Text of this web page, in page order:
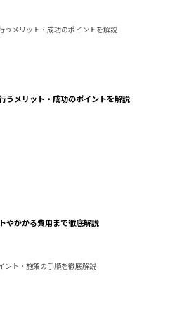
うメリット・成功のポイントを解説
やかかる費用まで徹底解説